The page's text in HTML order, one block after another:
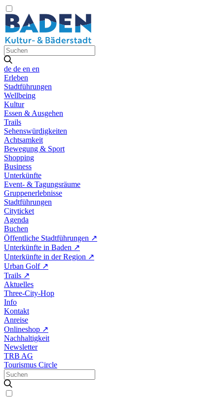
de de en en
Erleben
Stadtführungen
Wellbeing
Kultur
Essen & Ausgehen
Trails
Sehenswürdigkeiten
Achtsamkeit
Bewegung & Sport
Shopping
Business
Unterkünfte
Event- & Tagungsräume
Gruppenerlebnisse
Stadtführungen
Cityticket
Agenda
Buchen
Öffentliche Stadtführungen ↗
Unterkünfte in Baden ↗
Unterkünfte in der Region ↗
Urban Golf ↗
Trails ↗
Aktuelles
Three-City-Hop
Info
Kontakt
Anreise
Onlineshop ↗
Nachhaltigkeit
Newsletter
TRB AG
Tourismus Circle